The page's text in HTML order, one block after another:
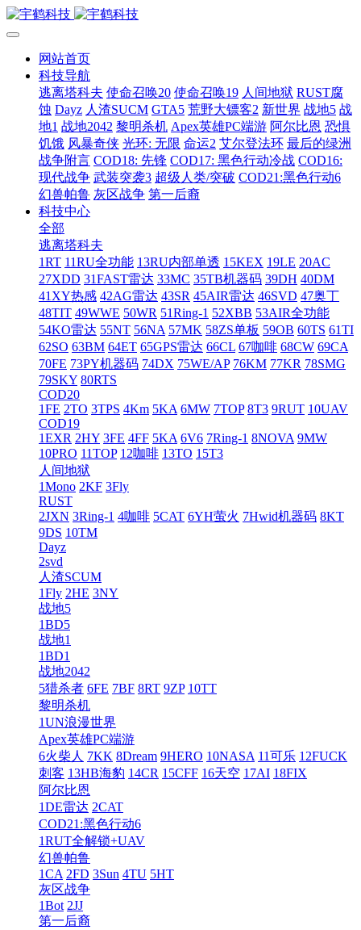
网站首页
科技导航
逃离塔科夫 使命召唤20 使命召唤19 人间地狱 RUST腐
蚀 Dayz 人渣SUCM GTA5 荒野大镖客2 新世界 战地5 战
地1 战地2042 黎明杀机 Apex英雄PC端游 阿尔比恩 恐惧
饥饿 风暴奇侠 光环: 无限 命运2 艾尔登法环 最后的绿洲
战争附言 COD18: 先锋 COD17: 黑色行动冷战 COD16:
现代战争 武装突袭3 超级人类/突破 COD21:黑色行动6
幻兽帕鲁 灰区战争 第一后裔
科技中心
全部
逃离塔科夫
1RT 11RU全功能 13RU内部单透 15KEX 19LE 20AC
27XDD 31FAST雷达 33MC 35TB机器码 39DH 40DM
41XY热感 42AG雷达 43SR 45AIR雷达 46SVD 47奥丁
48TIT 49WWE 50WR 51Ring-1 52XBB 53AIR全功能
54KO雷达 55NT 56NA 57MK 58ZS单板 59OB 60TS 61TI
62SO 63BM 64ET 65GPS雷达 66CL 67咖啡 68CW 69CA
70FE 73PY机器码 74DX 75WE/AP 76KM 77KR 78SMG
79SKY 80RTS
COD20
1FE 2TO 3TPS 4Km 5KA 6MW 7TOP 8T3 9RUT 10UAV
COD19
1EXR 2HY 3FE 4FF 5KA 6V6 7Ring-1 8NOVA 9MW
10PRO 11TOP 12咖啡 13TO 15T3
人间地狱
1Mono 2KF 3Fly
RUST
2JXN 3Ring-1 4咖啡 5CAT 6YH萤火 7Hwid机器码 8KT
9DS 10TM
Dayz
2svd
人渣SCUM
1Fly 2HE 3NY
战地5
1BD5
战地1
1BD1
战地2042
5猎杀者 6FE 7BF 8RT 9ZP 10TT
黎明杀机
1UN浪漫世界
Apex英雄PC端游
6火柴人 7KK 8Dream 9HERO 10NASA 11可乐 12FUCK
刺客 13HB海豹 14CR 15CFF 16天空 17AI 18FIX
阿尔比恩
1DE雷达 2CAT
COD21:黑色行动6
1RUT全解锁+UAV
幻兽帕鲁
1CA 2FD 3Sun 4TU 5HT
灰区战争
1Bot 2JJ
第一后裔